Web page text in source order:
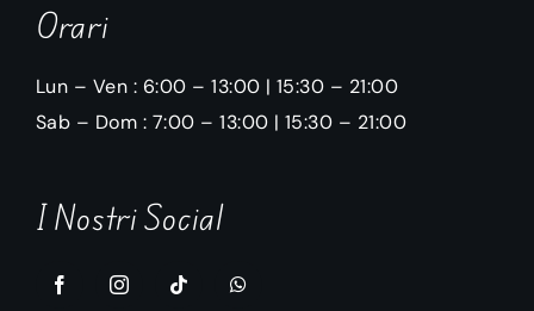
Orari
Lun – Ven : 6:00 – 13:00 | 15:30 – 21:00
Sab – Dom : 7:00 – 13:00 | 15:30 – 21:00
I Nostri Social